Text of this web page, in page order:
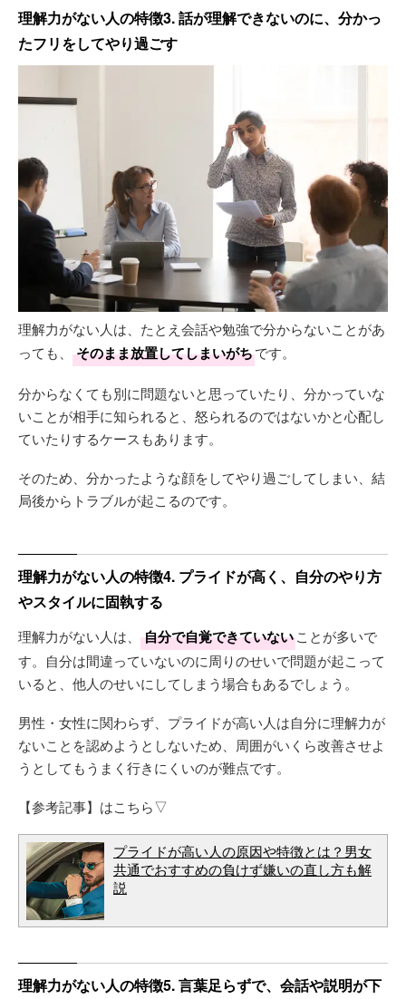
理解力がない人の特徴3. 話が理解できないのに、分かっ
たフリをしてやり過ごす
理解力がない人は、たとえ会話や勉強で分からないことがあ
っても、
そのまま放置してしまいがちです。
分からなくても別に問題ないと思っていたり、分かっていな
いことが相手に知られると、怒られるのではないかと心配し
ていたりするケースもあります。
そのため、分かったような顔をしてやり過ごしてしまい、結
局後からトラブルが起こるのです。
理解力がない人の特徴4. プライドが高く、自分のやり方
やスタイルに固執する
理解力がない人は、 自分で自覚できていないことが多いで
す。自分は間違っていないのに周りのせいで問題が起こって
いると、他人のせいにしてしまう場合もあるでしょう。
男性・女性に関わらず、プライドが高い人は自分に理解力が
ないことを認めようとしないため、周囲がいくら改善させよ
うとしてもうまく行きにくいのが難点です。
【参考記事】はこちら▽
プライドが高い人の原因や特徴とは？男女
共通でおすすめの負けず嫌いの直し方も解
説
理解力がない人の特徴5. 言葉足らずで、会話や説明が下